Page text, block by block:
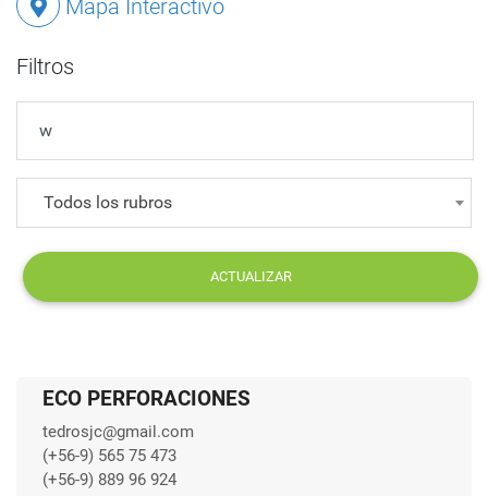
Mapa Interactivo
Filtros
Todos los rubros
ACTUALIZAR
ECO PERFORACIONES
tedrosjc@gmail.com
(+56-9) 565 75 473
(+56-9) 889 96 924